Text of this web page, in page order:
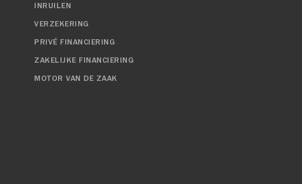
INRUILEN
VERZEKERING
PRIVÉ FINANCIERING
ZAKELIJKE FINANCIERING
MOTOR VAN DE ZAAK